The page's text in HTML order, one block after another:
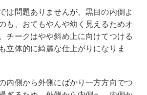
は問題ありませんが、黒目の内側よ
も、おてもやんや幼く見えるためオ
チークはやや斜め上に向けてつける
立体的に綺麗な仕上がりになりま
内側から外側にばかり一方方向でつ